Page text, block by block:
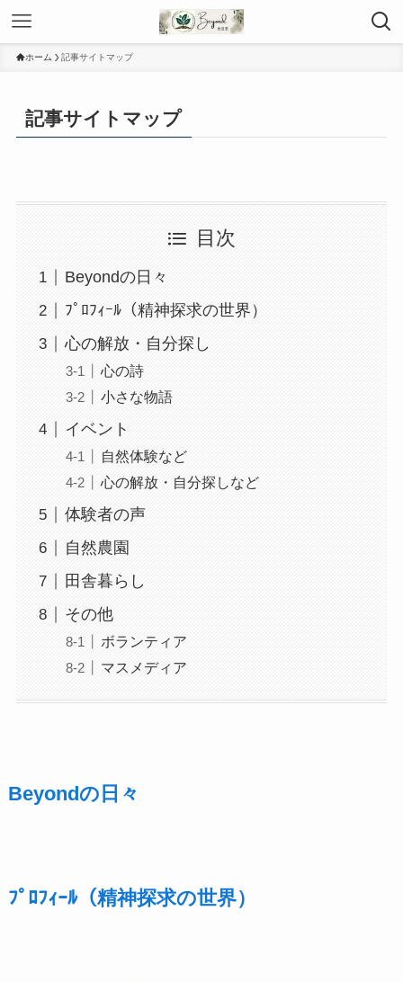
ホーム 記事サイトマップ
記事サイトマップ
目次
Beyondの日々
ﾌﾟﾛﾌｨｰﾙ（精神探求の世界）
心の解放・自分探し
心の詩
小さな物語
イベント
自然体験など
心の解放・自分探しなど
体験者の声
自然農園
田舎暮らし
その他
ボランティア
マスメディア
Beyondの日々
ﾌﾟﾛﾌｨｰﾙ（精神探求の世界）